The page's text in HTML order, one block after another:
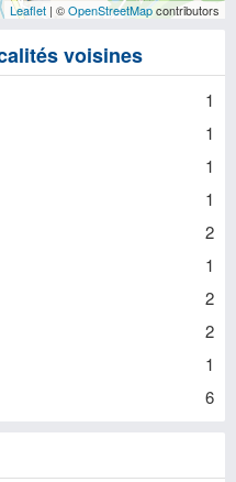
Leaflet | ©OpenStreetMapcontributors
voisines
1
1
1
1
2
1
2
2
1
6